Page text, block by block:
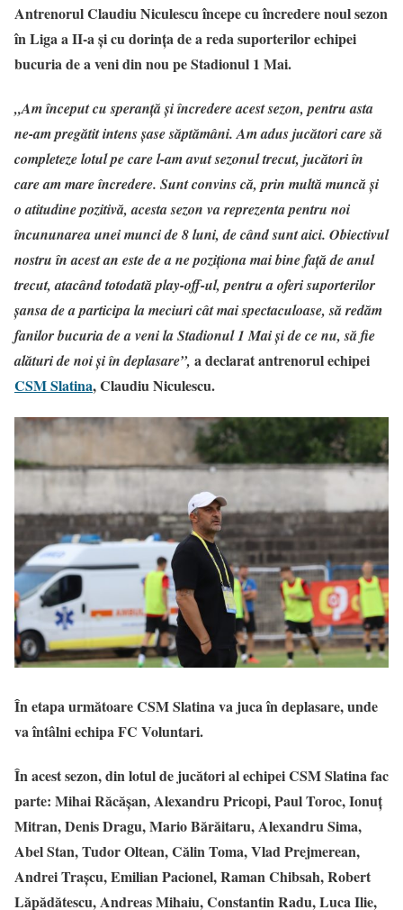
Antrenorul Claudiu Niculescu începe cu încredere noul sezon
în Liga a II-a și cu dorința de a reda suporterilor echipei
bucuria de a veni din nou pe Stadionul 1 Mai.
„Am început cu speranță și încredere acest sezon, pentru asta
ne-am pregătit intens șase săptămâni. Am adus jucători care să
completeze lotul pe care l-am avut sezonul trecut, jucători în
care am mare încredere. Sunt convins că, prin multă muncă și
o atitudine pozitivă, acesta sezon va reprezenta pentru noi
încununarea unei munci de 8 luni, de când sunt aici. Obiectivul
nostru în acest an este de a ne poziționa mai bine față de anul
trecut, atacând totodată play-off-ul, pentru a oferi suporterilor
șansa de a participa la meciuri cât mai spectaculoase, să redăm
fanilor bucuria de a veni la Stadionul 1 Mai și de ce nu, să fie
alături de noi și în deplasare”, a declarat antrenorul echipei
CSM Slatina, Claudiu Niculescu.
În etapa următoare CSM Slatina va juca în deplasare, unde
va întâlni echipa FC Voluntari.
În acest sezon, din lotul de jucători al echipei CSM Slatina fac
parte: Mihai Răcăşan, Alexandru Pricopi, Paul Toroc, Ionuţ
Mitran, Denis Dragu, Mario Bărăitaru, Alexandru Sima,
Abel Stan, Tudor Oltean, Călin Toma, Vlad Prejmerean,
Andrei Traşcu, Emilian Pacionel, Raman Chibsah, Robert
Lăpădătescu, Andreas Mihaiu, Constantin Radu, Luca Ilie,